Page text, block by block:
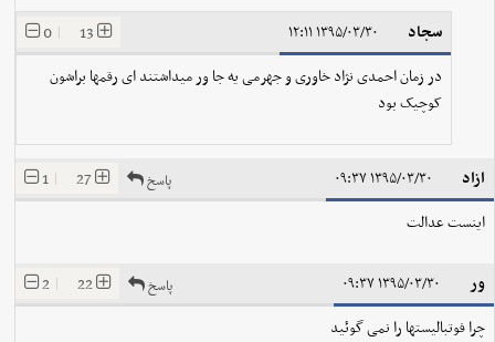
سجاد ۱۳۹۵/۰۳/۳۰ ۱۲:۱۱ 13
|
0
در زمان احمدی نژاد خاوری و جهرمی یه جا ور میداشتند ای رقمها براشون
کوچیک بود
ازاد ۱۳۹۵/۰۳/۳۰ ۰۹:۳۷ 27
|
1 پاسخ
اینست عدالت
ور ۱۳۹۵/۰۳/۳۰ ۰۹:۳۷ 22
|
2 پاسخ
چرا فوتبالیستها را نمی گوئید